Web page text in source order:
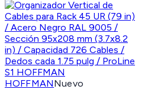
HOFFMANNuevo